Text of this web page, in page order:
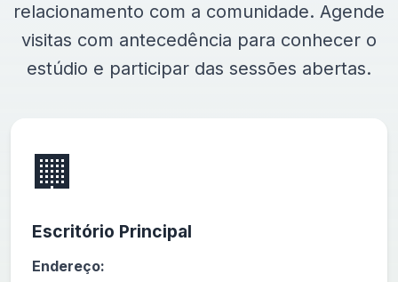
relacionamento com a comunidade. Agende
visitas com antecedência para conhecer o
estúdio e participar das sessões abertas.
🏢
Escritório Principal
Endereço: